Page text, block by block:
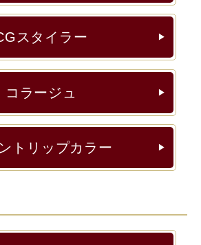
スタイラー ▶︎
コラージュ ▶︎
トリップカラー ▶︎